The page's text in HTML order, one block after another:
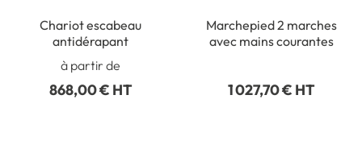
Chariot escabeau
antidérapant
à partir de
868,00 € HT
Marchepied 2 marches
avec mains courantes
1 027,70 € HT